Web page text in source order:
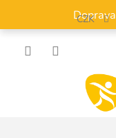
obsah
CZK